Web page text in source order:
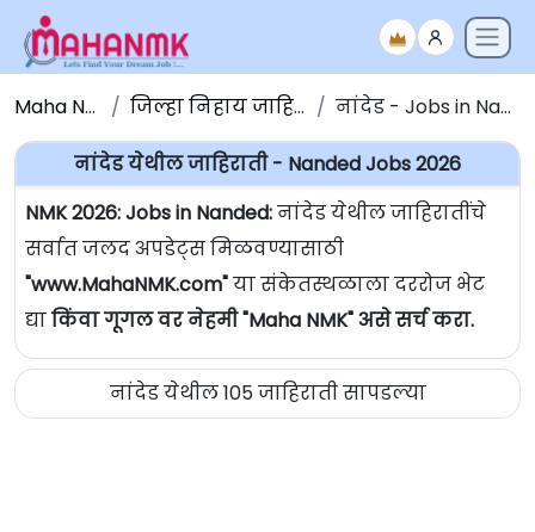
Maha NMK जिल्हा निहाय जाहिराती नांदेड - Jobs in Nanded
नांदेड येथील जाहिराती - Nanded Jobs 2026
NMK 2026: Jobs in Nanded:नांदेड येथील जाहिरातींचे
सर्वात जलद अपडेट्स मिळवण्यासाठी
"www.MahaNMK.com"या संकेतस्थळाला दररोज भेट
द्याकिंवा गूगल वर नेहमी "Maha NMK" असे सर्च करा.
नांदेड येथील 105 जाहिराती सापडल्या